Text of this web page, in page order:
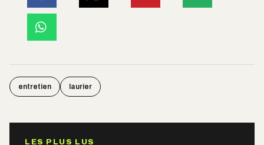
entretien laurier
LES PLUS LUS